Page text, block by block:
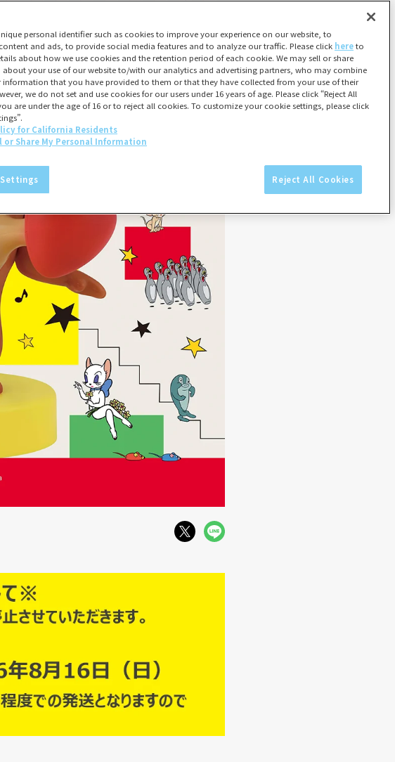
personal identifier such as cookies to improve your experience on our website, to
and ads, to provide social media features and to analyze our traffic. Please click hereto
about how we use cookies and the retention period of each cookie. We may sell or share
your use of our website to/with our analytics and advertising partners, who may combine
that you have provided to them or that they have collected from your use of their
we do not set and use cookies for our users under 16 years of age. Please click “Reject All
are under the age of 16 or to reject all cookies. To customize your cookie settings, please click
for California Residents
or Share My Personal Information
Reject All Cookies